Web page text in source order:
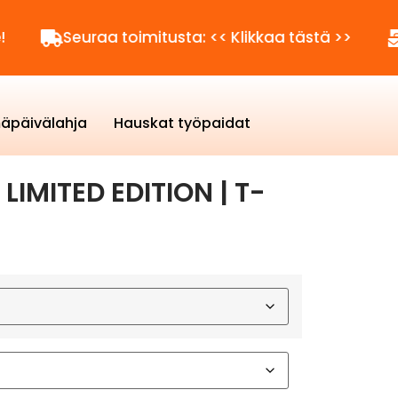
toimitusta: << Klikkaa tästä >>
Hauskat työpaidat
EDITION | T-